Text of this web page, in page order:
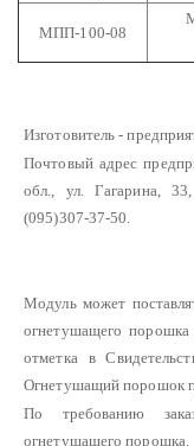
МПП-100-08
Изготовитель -
Почтовый адрес
обл., ул. Гагарина,
(095)307-37-50.
Модуль может
огнетушащего
отметка в
Огнетушащий порошок
По требованию
огнетушащего порошка.